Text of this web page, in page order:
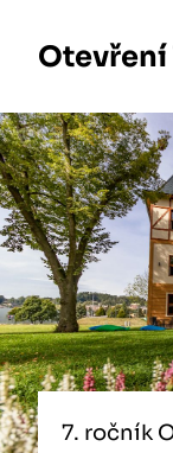
Otevření
7. ročník